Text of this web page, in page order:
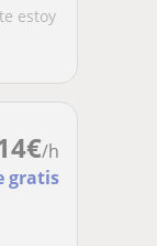
estoy
€/h
gratis